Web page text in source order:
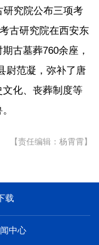
研究院公布三项考
古研究院在西安东
古墓葬760余座，
尉范凝，弥补了唐
化、丧葬制度等
【责任编辑：杨霄霄】
载
中心